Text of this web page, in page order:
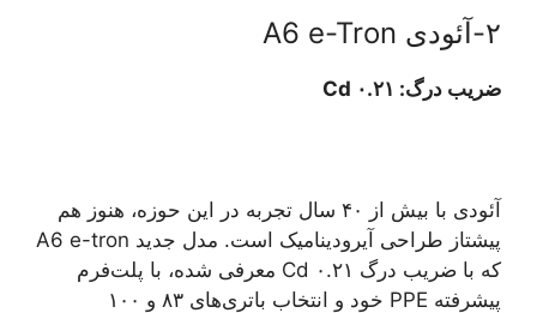
۲-آئودی A6 e-Tron
ضریب درگ: ۰.۲۱ Cd
آئودی با بیش از ۴۰ سال تجربه در این حوزه، هنوز هم
پیشتاز طراحی آیرودینامیک است. مدل جدید A6 e-tron
که با ضریب درگ ۰.۲۱ Cd معرفی شده، با پلت‌فرم
پیشرفته PPE خود و انتخاب باتری‌های ۸۳ و ۱۰۰